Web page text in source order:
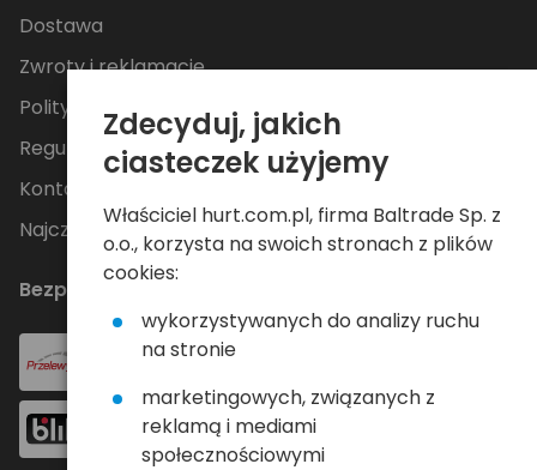
Dostawa
Zwroty i reklamacje
Polityka Prywatności
Regulamin
Kontakt
Najczęściej zadawane pytania
Bezpieczne płatności
Zdecyduj, jakich
ciasteczek użyjemy
Właściciel hurt.com.pl, firma Baltrade Sp. z
o.o., korzysta na swoich stronach z plików
cookies:
wykorzystywanych do analizy ruchu
na stronie
marketingowych, związanych z
reklamą i mediami
społecznościowymi